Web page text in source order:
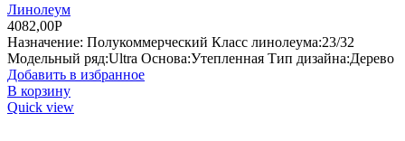
Линолеум
4082,00Р
Назначение: Полукоммерческий Класс линолеума:23/32
Модельный ряд:Ultra Основа:Утепленная Тип дизайна:Дерево
Добавить в избранное
В корзину
Quick view